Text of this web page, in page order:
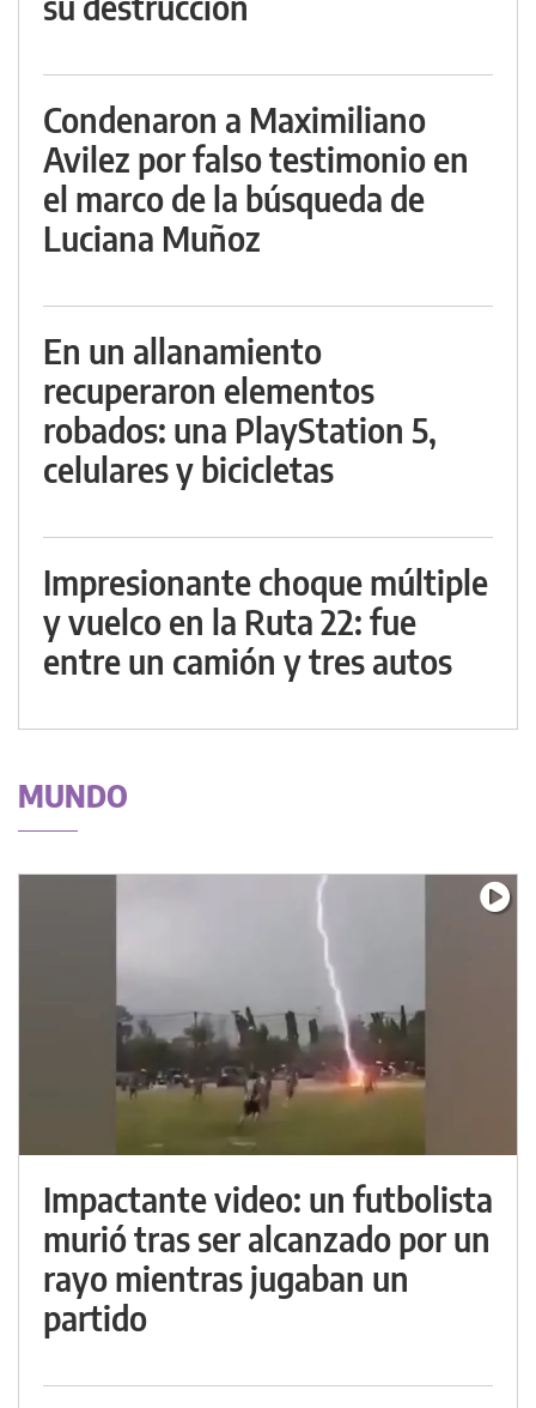
Condenaron a Maximiliano
Avilez por falso testimonio en
el marco de la búsqueda de
Luciana Muñoz
En un allanamiento
recuperaron elementos
robados: una PlayStation 5,
celulares y bicicletas
Impresionante choque múltiple
y vuelco en la Ruta 22: fue
entre un camión y tres autos
MUNDO
Impactante video: un futbolista
murió tras ser alcanzado por un
rayo mientras jugaban un
partido